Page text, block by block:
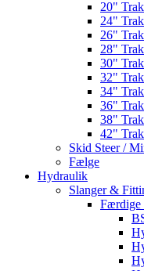
20"
24"
26"
28"
30"
32"
34"
36"
38"
42"
Skid Steer /
Fælge
Hydraulik
Slanger &
Færdige